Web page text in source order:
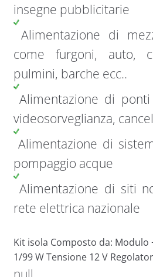
insegne pubblicitarie
Alimentazione di
come furgoni, auto,
pulmini, barche ecc..
Alimentazione di
videosorveglianza,
Alimentazione di
pompaggio acque
Alimentazione di siti
rete elettrica nazionale
Kit isola Composto da: Modulo
1/99 W Tensione 12 V